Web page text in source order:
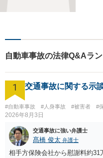
しっか
からだ
事情に
です。
自動車事故の法律Q&Aラ
1 交通事故に関する示
#自動車事故 #人身事故 #被害者 #
2026年8月3日
交通事故に強い弁護士
髙橋 俊太 弁護士
相手方保険会社から慰謝料約31